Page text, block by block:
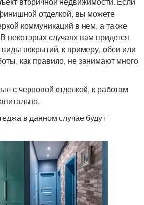
отделкой, вы можете
коммуникаций в нем, а также
некоторых случаях вам придется
покрытий, к примеру, обои или
как правило, не занимают много
с черновой отделкой, к работам
в данном случае будут